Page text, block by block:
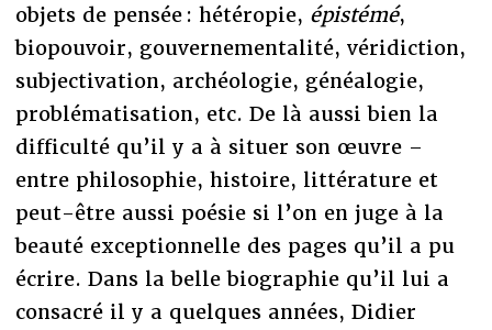
objets de pensée : hétéropie, épistémé,
biopouvoir, gouvernementalité, véridiction,
subjectivation, archéologie, généalogie,
problématisation, etc. De là aussi bien la
difficulté qu’il y a à situer son œuvre –
entre philosophie, histoire, littérature et
peut-être aussi poésie si l’on en juge à la
beauté exceptionnelle des pages qu’il a pu
écrire. Dans la belle biographie qu’il lui a
consacré il y a quelques années, Didier